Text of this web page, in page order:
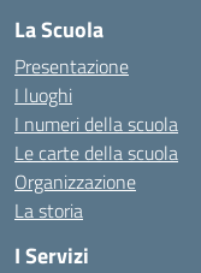
La Scuola
Presentazione
I luoghi
I numeri della scuola
Le carte della scuola
Organizzazione
La storia
I Servizi